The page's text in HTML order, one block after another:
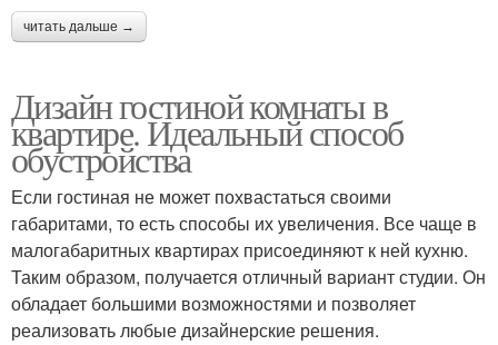
читать дальше →
Дизайн гостиной комнаты в
квартире. Идеальный способ
обустройства
Если гостиная не может похвастаться своими
габаритами, то есть способы их увеличения. Все чаще в
малогабаритных квартирах присоединяют к ней кухню.
Таким образом, получается отличный вариант студии. Он
обладает большими возможностями и позволяет
реализовать любые дизайнерские решения.